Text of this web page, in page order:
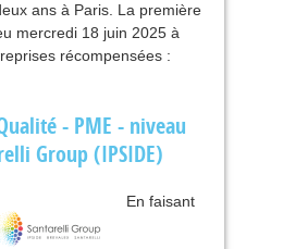
ans à Paris. La première
mercredi 18 juin 2025 à
récompensées :
- PME - niveau
Group (IPSIDE)
En faisant